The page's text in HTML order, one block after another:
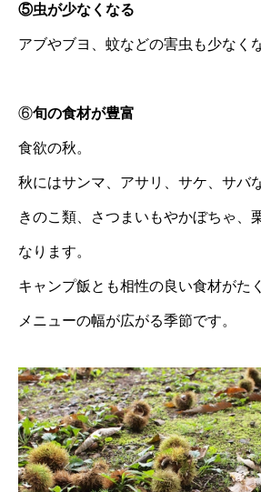
⑤虫が少なくなる
アブやブヨ、蚊などの害虫も少なく
⑥旬の食材が豊富
食欲の秋。
秋にはサンマ、アサリ、サケ、サバ
きのこ類、さつまいもやかぼちゃ、
なります。
キャンプ飯とも相性の良い食材がた
メニューの幅が広がる季節です。